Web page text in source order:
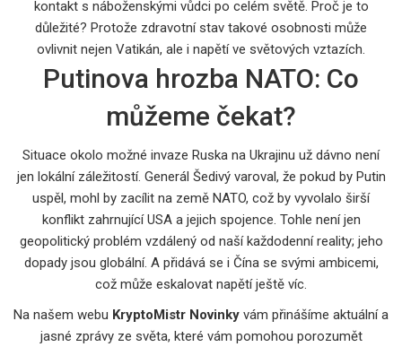
kontakt s náboženskými vůdci po celém světě. Proč je to
důležité? Protože zdravotní stav takové osobnosti může
ovlivnit nejen Vatikán, ale i napětí ve světových vztazích.
Putinova hrozba NATO: Co
můžeme čekat?
Situace okolo možné invaze Ruska na Ukrajinu už dávno není
jen lokální záležitostí. Generál Šedivý varoval, že pokud by Putin
uspěl, mohl by zacílit na země NATO, což by vyvolalo širší
konflikt zahrnující USA a jejich spojence. Tohle není jen
geopolitický problém vzdálený od naší každodenní reality; jeho
dopady jsou globální. A přidává se i Čína se svými ambicemi,
což může eskalovat napětí ještě víc.
Na našem webu KryptoMistr Novinky vám přinášíme aktuální a
jasné zprávy ze světa, které vám pomohou porozumět